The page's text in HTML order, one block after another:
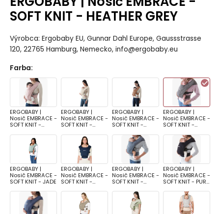
SOFT KNIT - HEATHER GREY
Výrobca: Ergobaby EU, Gunnar Dahl Europe, Gaussstrasse
120, 22765 Hamburg, Nemecko, info@ergobaby.eu
Farba:
ERGOBABY |
Nosič EMBRACE -
SOFT KNIT -
ERGOBABY |
Nosič EMBRACE -
SOFT KNIT -
ERGOBABY |
Nosič EMBRACE -
SOFT KNIT -
ERGOBABY |
Nosič EMBRACE -
SOFT KNIT -
ERGOBABY |
Nosič EMBRACE -
SOFT KNIT - JADE
ERGOBABY |
Nosič EMBRACE -
SOFT KNIT -
ERGOBABY |
Nosič EMBRACE -
SOFT KNIT -
ERGOBABY |
Nosič EMBRACE -
SOFT KNIT - PURE